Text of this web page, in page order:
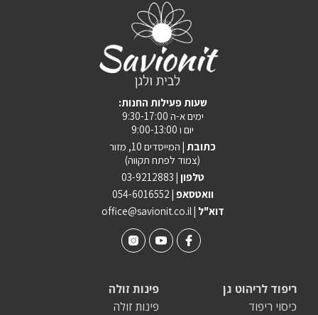
:שעות פעילות החנות
ימים א-ה 9:30-17:00
יום ו 9:00-13:00
כתובת | המייסדים 10, מזור
(צמוד לפתח תקווה)
טלפון | 03-9212883
וואטסאפ | 054-6016552
office@savionit.co.il | דוא"ל
פינות זולה
פינות זולה
ריפוד לריהוט גן
כיסוי ריפוד